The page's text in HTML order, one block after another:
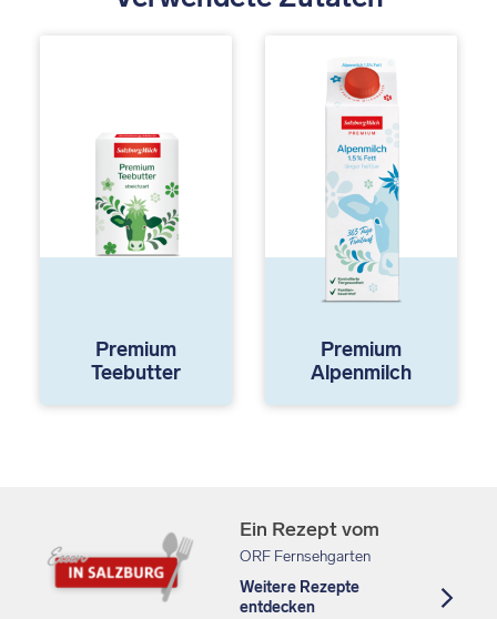
Premium
Teebutter
Premium
Alpenmilch
Ein Rezept vom
ORF Fernsehgarten
Weitere Rezepte
entdecken